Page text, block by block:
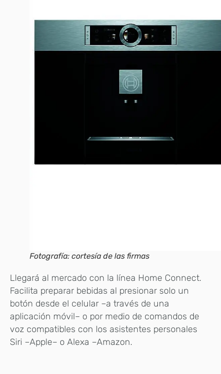
Fotografía: cortesía de las firmas
Llegará al mercado con la línea Home Connect.
Facilita preparar bebidas al presionar solo un
botón desde el celular –a través de una
aplicación móvil– o por medio de comandos de
voz compatibles con los asistentes personales
Siri –Apple– o Alexa –Amazon.